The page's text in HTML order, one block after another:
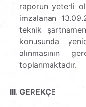
raporun yeterli
imzalanan
teknik
konusunda
alınmasının
toplanmaktadır.
III. GEREKÇE